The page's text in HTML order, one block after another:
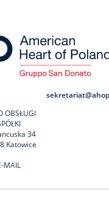
OBSŁUGI
34
Katowice
MAIL